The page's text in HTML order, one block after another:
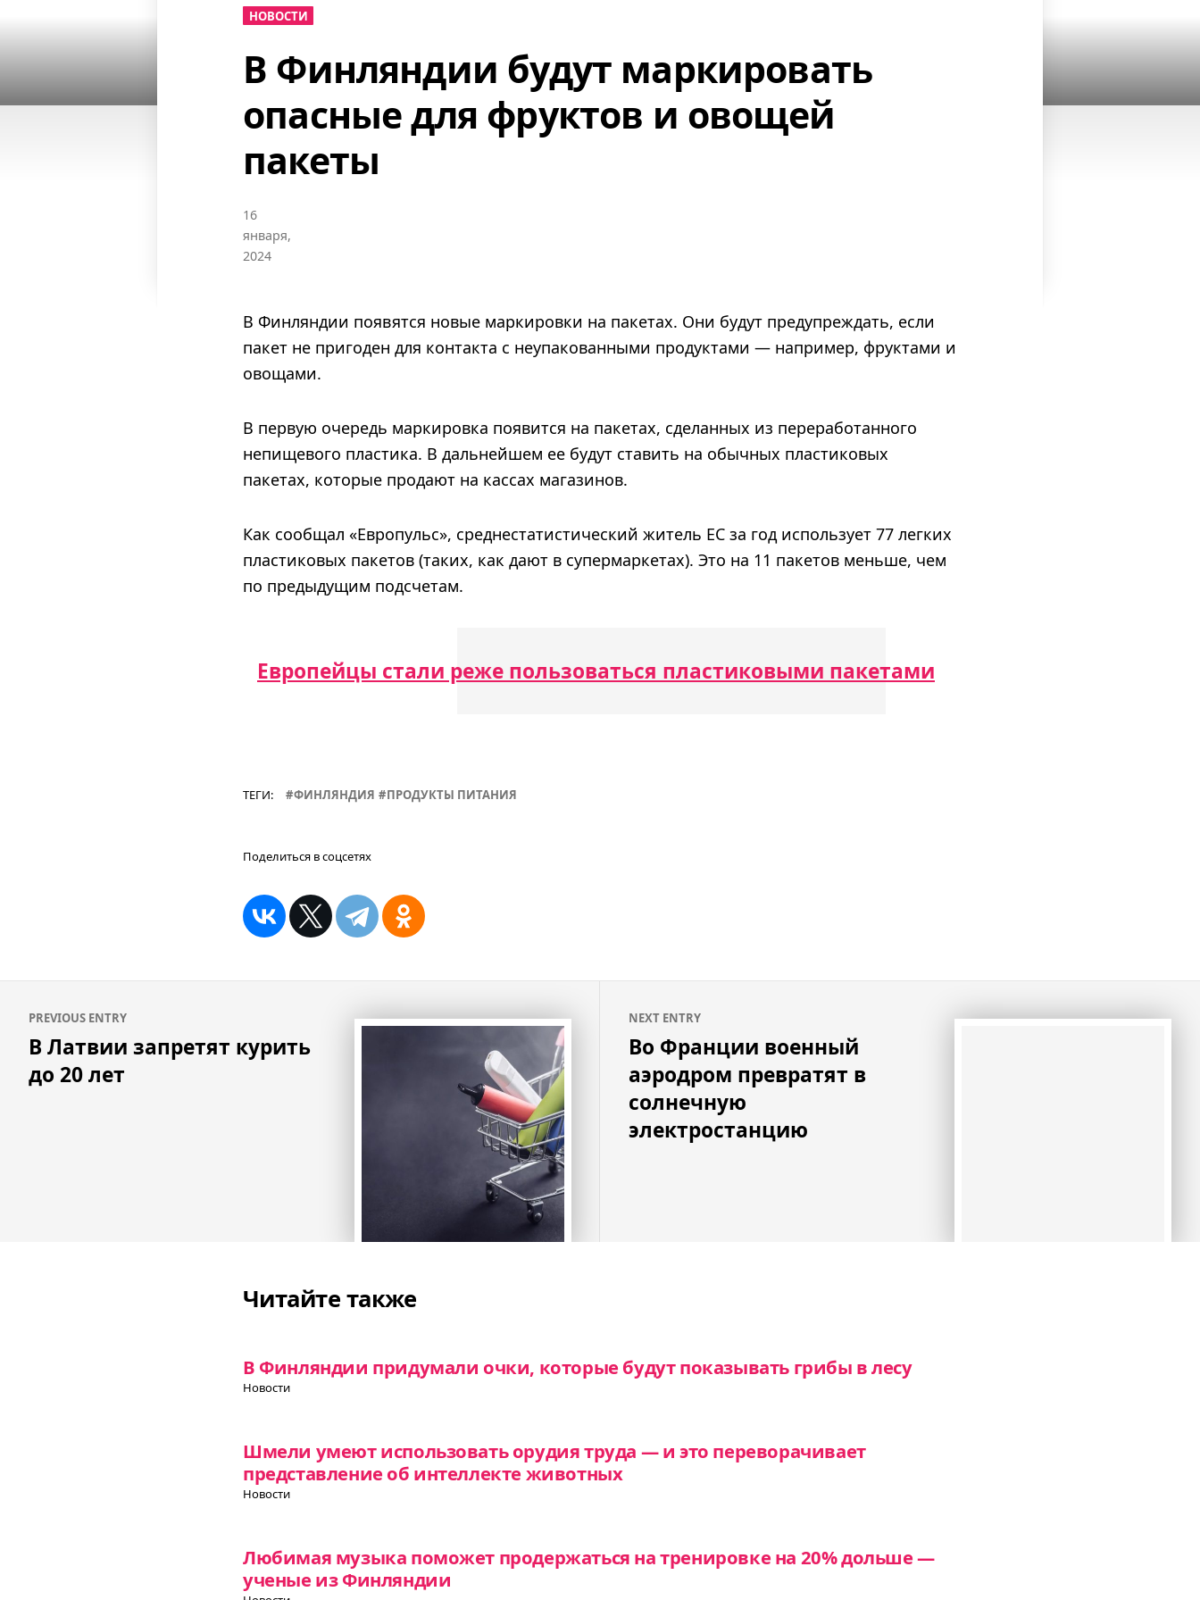
НОВОСТИ
В Финляндии будут маркировать
опасные для фруктов и овощей
пакеты
16
января,
2024
В Финляндии появятся новые маркировки на пакетах. Они будут предупреждать, если
пакет не пригоден для контакта с неупакованными продуктами — например, фруктами и
овощами.
В первую очередь маркировка появится на пакетах, сделанных из переработанного
непищевого пластика. В дальнейшем ее будут ставить на обычных пластиковых
пакетах, которые продают на кассах магазинов.
Как сообщал «Европульс», среднестатистический житель ЕС за год использует 77 легких
пластиковых пакетов (таких, как дают в супермаркетах). Это на 11 пакетов меньше, чем
по предыдущим подсчетам.
Европейцы стали реже пользоваться пластиковыми пакетами
ТЕГИ: ФИНЛЯНДИЯ ПРОДУКТЫ ПИТАНИЯ
Поделиться в соцсетях
по
записям
PREVIOUS ENTRY
В Латвии запретят курить
до 20 лет
NEXT ENTRY
Во Франции военный
аэродром превратят в
солнечную
электростанцию
Читайте также
В Финляндии придумали очки, которые будут показывать грибы в лесу
Новости
Шмели умеют использовать орудия труда — и это переворачивает
представление об интеллекте животных
Новости
Любимая музыка поможет продержаться на тренировке на 20% дольше —
ученые из Финляндии